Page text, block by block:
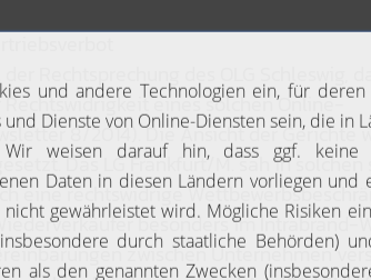
Rechtsprechung des OLG Schleswig,
eines solchen Online-
8/2014). Die Ansicht der Gerichte
Das LG Frankfurt/M. sah in solchen
eine rechtswidrige
besonders im Intrabrand-
zwischen Unternehmen